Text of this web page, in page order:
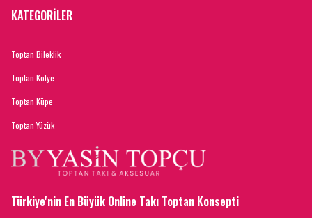
KATEGORİLER
Toptan Bileklik
Toptan Kolye
Toptan Küpe
Toptan Yüzük
Türkiye'nin En Büyük Online Takı Toptan Konsepti